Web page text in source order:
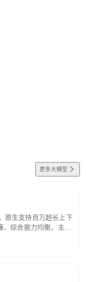
更多大模型
原生支持百万超长上下
，综合能力均衡，主打
、基础 RAG、批量